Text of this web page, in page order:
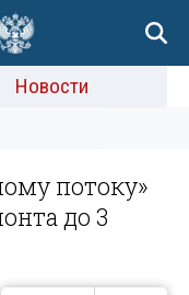
Новости
потоку»
до 3